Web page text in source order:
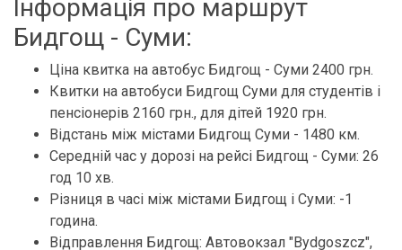
Інформація про маршрут
Бидгощ - Суми:
Ціна квитка на автобус Бидгощ - Суми 2400 грн.
Квитки на автобуси Бидгощ Суми для студентів і
пенсіонерів 2160 грн., для дітей 1920 грн.
Відстань між містами Бидгощ Суми - 1480 км.
Середній час у дорозі на рейсі Бидгощ - Суми: 26
год 10 хв.
Різниця в часі між містами Бидгощ і Суми: -1
година.
Відправлення Бидгощ: Автовокзал "Bydgoszcz",